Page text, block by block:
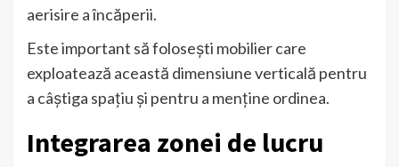
aerisire a încăperii.
Este important să folosești mobilier care
exploatează această dimensiune verticală pentru
a câștiga spațiu și pentru a menține ordinea.
Integrarea zonei de lucru